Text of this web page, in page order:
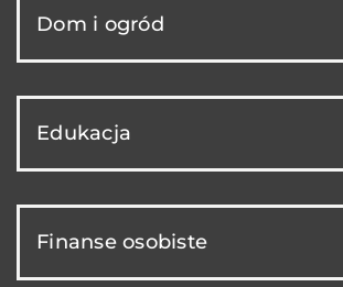
Dom i ogród
Edukacja
Finanse osobiste